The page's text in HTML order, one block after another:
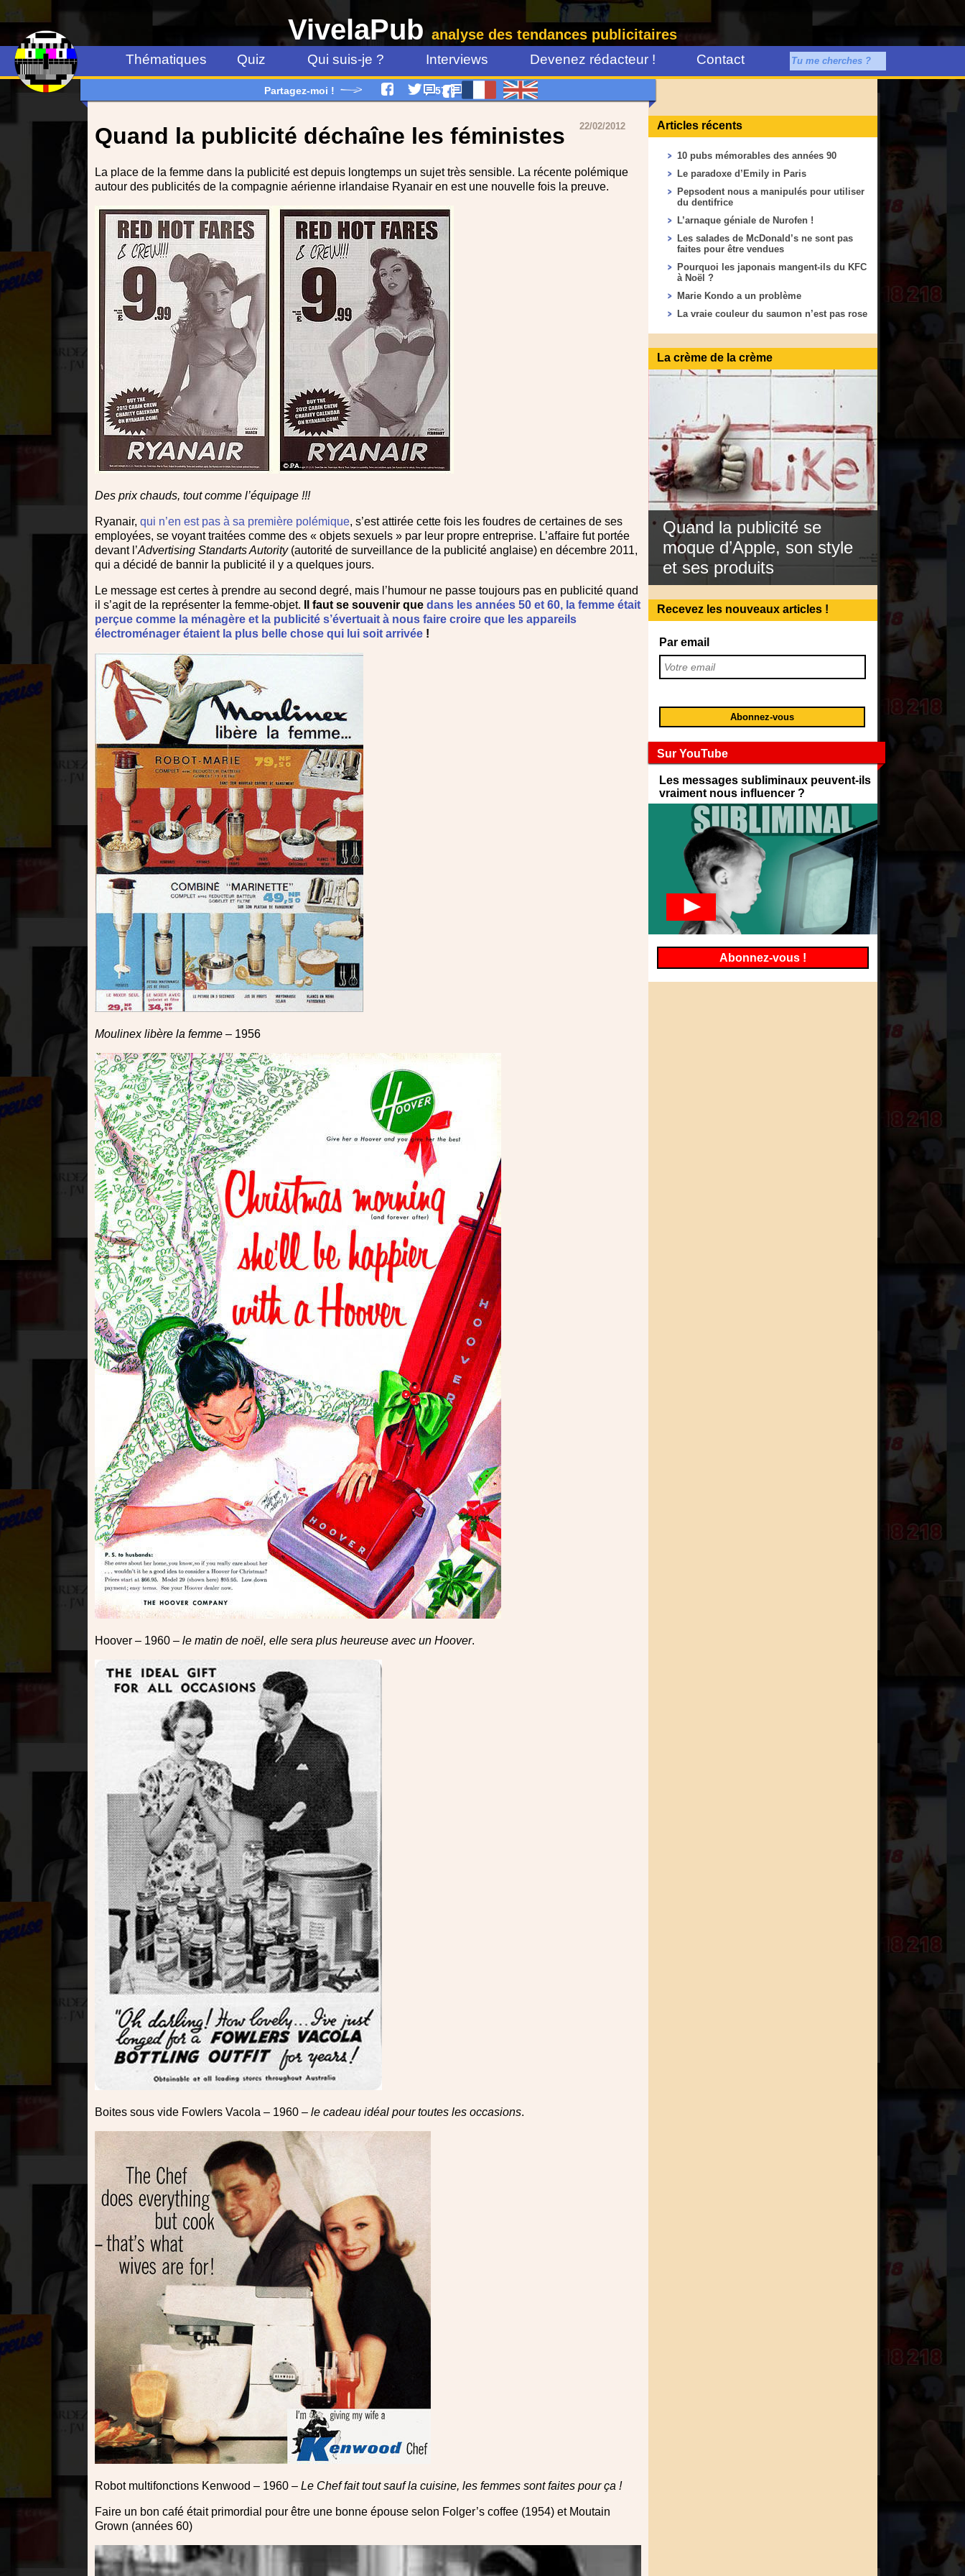
VivelaPub analyse des tendances publicitaires
Thématiques Quiz Qui suis-je ? Interviews Devenez rédacteur ! Contact
Partagez-moi ! 57
22/02/2012
Quand la publicité déchaîne les féministes
La place de la femme dans la publicité est depuis longtemps un sujet très sensible. La récente polémique
autour des publicités de la compagnie aérienne irlandaise Ryanair en est une nouvelle fois la preuve.
Des prix chauds, tout comme l’équipage !!!
Ryanair, qui n’en est pas à sa première polémique, s’est attirée cette fois les foudres de certaines de ses
employées, se voyant traitées comme des « objets sexuels » par leur propre entreprise. L’affaire fut portée
devant l’Advertising Standarts Autority(autorité de surveillance de la publicité anglaise) en décembre 2011,
qui a décidé de bannir la publicité il y a quelques jours.
Le message est certes à prendre au second degré, mais l’humour ne passe toujours pas en publicité quand
il s’agit de la représenter la femme-objet.
Il faut se souvenir que dans les années 50 et 60, la femme était
perçue comme la ménagère et la publicité s’évertuait à nous faire croire que les appareils
électroménager étaient la plus belle chose qui lui soit arrivée !
Moulinex libère la femme – 1956
Hoover – 1960 – le matin de noël, elle sera plus heureuse avec un Hoover.
Boites sous vide Fowlers Vacola – 1960 – le cadeau idéal pour toutes les occasions.
Robot multifonctions Kenwood – 1960 – Le Chef fait tout sauf la cuisine, les femmes sont faites pour ça !
Faire un bon café était primordial pour être une bonne épouse selon Folger’s coffee (1954) et Moutain
Grown (années 60)
Articles récents
10 pubs mémorables des années 90
Le paradoxe d’Emily in Paris
Pepsodent nous a manipulés pour utiliser
du dentifrice
L’arnaque géniale de Nurofen !
Les salades de McDonald’s ne sont pas
faites pour être vendues
Pourquoi les japonais mangent-ils du KFC
à Noël ?
Marie Kondo a un problème
La vraie couleur du saumon n’est pas rose
La crème de la crème
Quand la publicité se
moque d’Apple, son style
et ses produits
Recevez les nouveaux articles !
Par email
Sur YouTube
Les messages subliminaux peuvent-ils
vraiment nous influencer ?
Abonnez-vous !